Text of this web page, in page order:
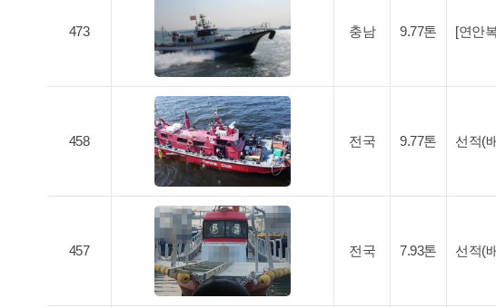
473 충남 9.77톤 [연안
458 전국 9.77톤 선적(
457 전국 7.93톤 선적(